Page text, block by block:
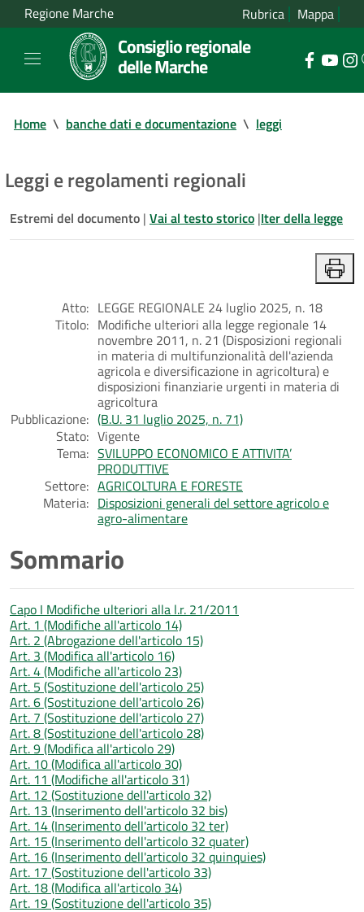
Regione Marche Rubrica Mappa
Consiglio regionale
delle Marche
Home \ banche dati e documentazione \ leggi
Leggi e regolamenti regionali
Estremi del documento | Vai al testo storico |Iter della legge
Atto: LEGGE REGIONALE 24 luglio 2025, n. 18
Titolo: Modifiche ulteriori alla legge regionale 14
novembre 2011, n. 21 (Disposizioni regionali
in materia di multifunzionalità dell'azienda
agricola e diversificazione in agricoltura) e
disposizioni finanziarie urgenti in materia di
agricoltura
Pubblicazione: (B.U. 31 luglio 2025, n. 71)
Stato: Vigente
Tema: SVILUPPO ECONOMICO E ATTIVITA’
PRODUTTIVE
Settore: AGRICOLTURA E FORESTE
Materia: Disposizioni generali del settore agricolo e
agro-alimentare
Sommario
Capo I Modifiche ulteriori alla l.r. 21/2011
Art. 1 (Modifiche all'articolo 14)
Art. 2 (Abrogazione dell'articolo 15)
Art. 3 (Modifica all'articolo 16)
Art. 4 (Modifiche all'articolo 23)
Art. 5 (Sostituzione dell'articolo 25)
Art. 6 (Sostituzione dell'articolo 26)
Art. 7 (Sostituzione dell'articolo 27)
Art. 8 (Sostituzione dell'articolo 28)
Art. 9 (Modifica all'articolo 29)
Art. 10 (Modifica all'articolo 30)
Art. 11 (Modifiche all'articolo 31)
Art. 12 (Sostituzione dell'articolo 32)
Art. 13 (Inserimento dell'articolo 32 bis)
Art. 14 (Inserimento dell'articolo 32 ter)
Art. 15 (Inserimento dell'articolo 32 quater)
Art. 16 (Inserimento dell'articolo 32 quinquies)
Art. 17 (Sostituzione dell'articolo 33)
Art. 18 (Modifica all'articolo 34)
Art. 19 (Sostituzione dell'articolo 35)